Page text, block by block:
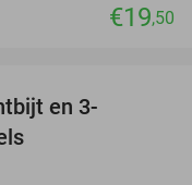
€19,50
en 3-